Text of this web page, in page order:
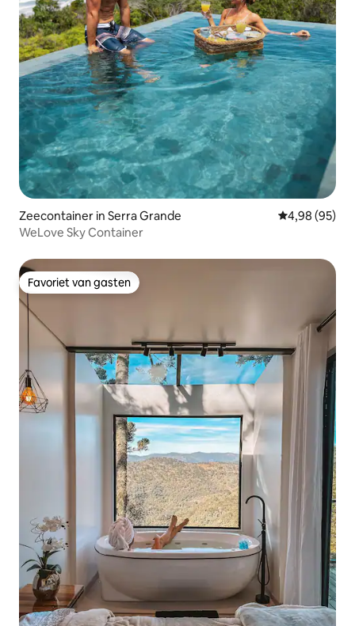
Zeecontainer in Serra Grande Gemiddelde
4,98 (95)
WeLove Sky Container
Favoriet van gasten
Favoriet van gasten